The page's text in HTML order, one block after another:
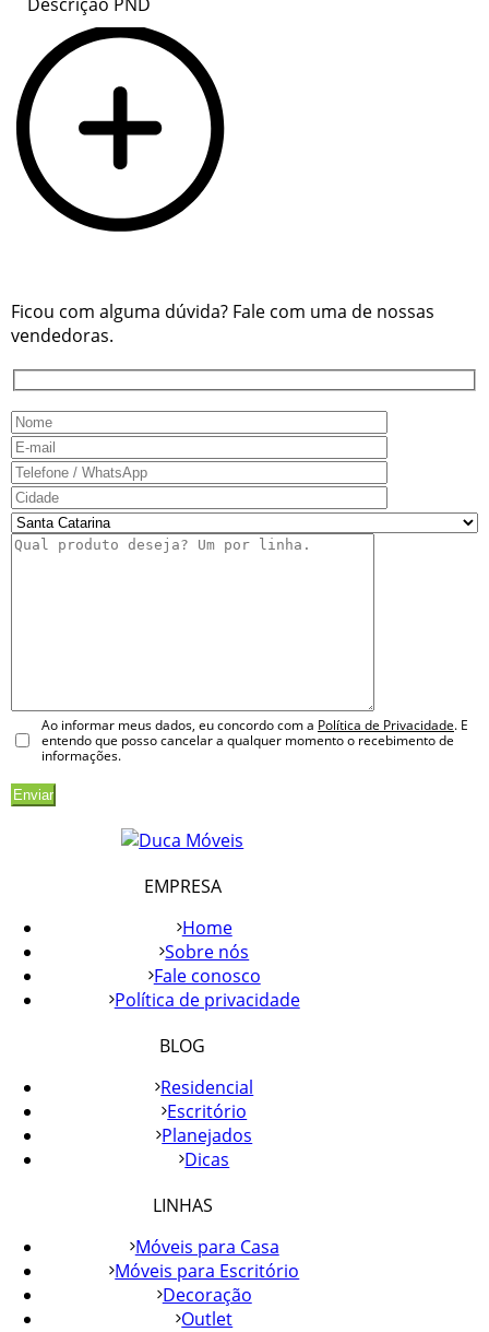
Ficou com alguma dúvida? Fale com uma de nossas
vendedoras.
Ao informar meus dados, eu concordo com a Política de Privacidade. E
entendo que posso cancelar a qualquer momento o recebimento de
informações.
EMPRESA
Home
Sobre nós
Fale conosco
Política de privacidade
BLOG
Residencial
Escritório
Planejados
Dicas
LINHAS
Móveis para Casa
Móveis para Escritório
Decoração
Outlet